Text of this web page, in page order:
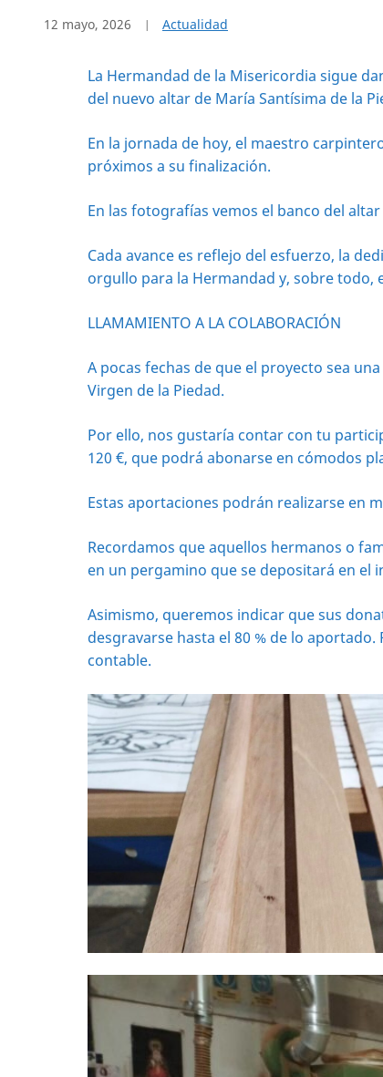
12 mayo, 2026 Actualidad
La Hermandad de la Misericordia sigue
del nuevo altar de María Santísima de la
En la jornada de hoy, el maestro
próximos a su finalización.
En las fotografías vemos el banco del
Cada avance es reflejo del esfuerzo, la
orgullo para la Hermandad y, sobre todo,
LLAMAMIENTO A LA COLABORACIÓN
A pocas fechas de que el proyecto sea
Virgen de la Piedad.
Por ello, nos gustaría contar con tu
120 €, que podrá abonarse en cómodos
Estas aportaciones podrán realizarse en
Recordamos que aquellos hermanos o
en un pergamino que se depositará en el
Asimismo, queremos indicar que sus
desgravarse hasta el 80 % de lo
contable.